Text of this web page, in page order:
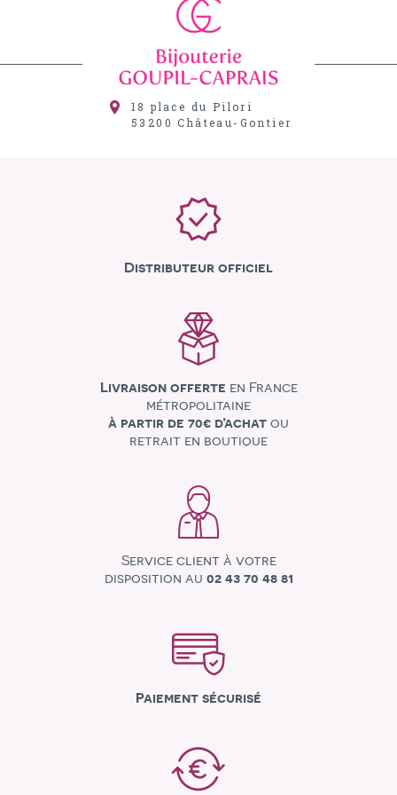
18 place du Pilori
53200Château-Gontier
Distributeur officiel
Livraison offerte en France
métropolitaine
à partir de 70€ d’achat ou
retrait en boutique
Service client à votre
disposition au 02 43 70 48 81
Paiement sécurisé